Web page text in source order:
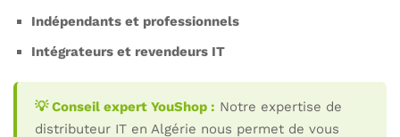
Indépendants et professionnels
Intégrateurs et revendeurs IT
💡 Conseil expert YouShop : Notre expertise de
distributeur IT en Algérie nous permet de vous